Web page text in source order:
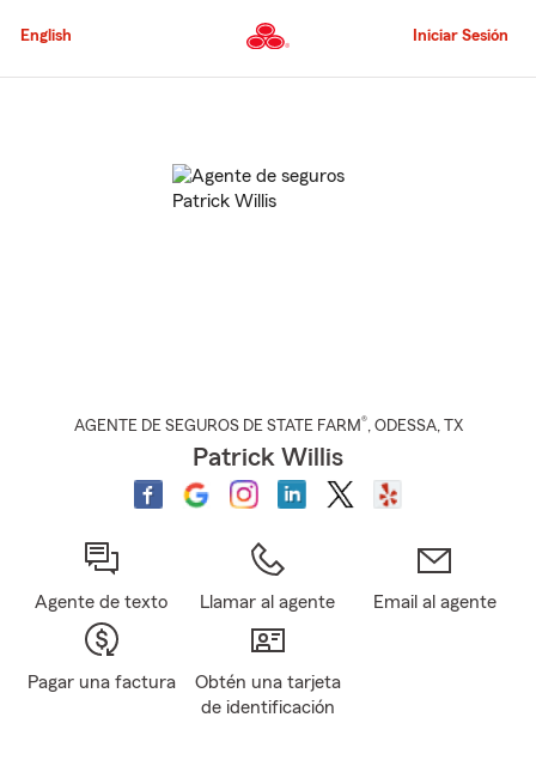
al
principal
English Iniciar Sesión
AGENTE DE SEGUROS DE STATE FARM®, ODESSA, TX
Patrick Willis
Agente de texto Llamar al agente Email al agente
Pagar una factura
Obtén una tarjeta
de identificación